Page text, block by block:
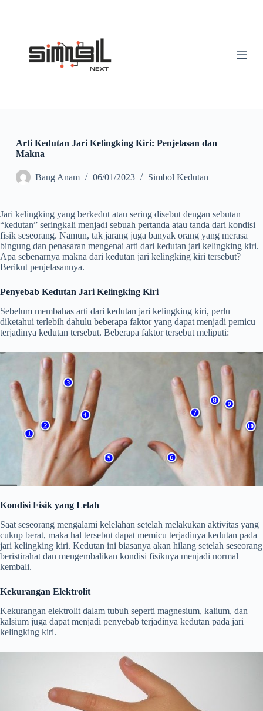
Arti Kedutan Jari Kelingking Kiri: Penjelasan dan
Makna
Bang Anam 06/01/2023 Simbol Kedutan
Jari kelingking yang berkedut atau sering disebut dengan sebutan
“kedutan” seringkali menjadi sebuah pertanda atau tanda dari kondisi
fisik seseorang. Namun, tak jarang juga banyak orang yang merasa
bingung dan penasaran mengenai arti dari kedutan jari kelingking kiri.
Apa sebenarnya makna dari kedutan jari kelingking kiri tersebut?
Berikut penjelasannya.
Penyebab Kedutan Jari Kelingking Kiri
Sebelum membahas arti dari kedutan jari kelingking kiri, perlu
diketahui terlebih dahulu beberapa faktor yang dapat menjadi pemicu
terjadinya kedutan tersebut. Beberapa faktor tersebut meliputi:
Kondisi Fisik yang Lelah
Saat seseorang mengalami kelelahan setelah melakukan aktivitas yang
cukup berat, maka hal tersebut dapat memicu terjadinya kedutan pada
jari kelingking kiri. Kedutan ini biasanya akan hilang setelah seseorang
beristirahat dan mengembalikan kondisi fisiknya menjadi normal
kembali.
Kekurangan Elektrolit
Kekurangan elektrolit dalam tubuh seperti magnesium, kalium, dan
kalsium juga dapat menjadi penyebab terjadinya kedutan pada jari
kelingking kiri.